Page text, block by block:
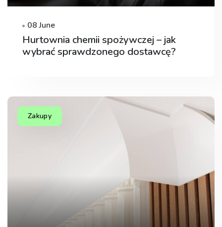
08 June
Hurtownia chemii spożywczej – jak
wybrać sprawdzonego dostawcę?
Zakupy